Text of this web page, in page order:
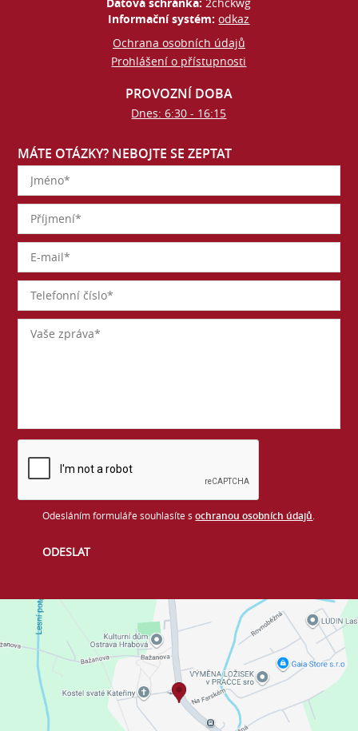
Informační systém:odkaz
Ochrana osobních údajů
Prohlášení o přístupnosti
PROVOZNÍ DOBA
Dnes: 6:30 - 16:15
MÁTE OTÁZKY? NEBOJTE SE ZEPTAT
Odesláním formuláře souhlasíte sochranou osobních údajů